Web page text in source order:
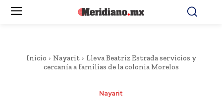
Inicio Nayarit
Lleva Beatriz Estrada servicios y
cercanía a familias de la colonia Morelos
Nayarit